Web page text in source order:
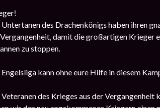
Untertanen des Drachenkönigs haben ihren
damit die großartigen Krieger
zu stoppen.
Engelsliga kann ohne eure Hilfe in diesem
Veteranen des Krieges aus der